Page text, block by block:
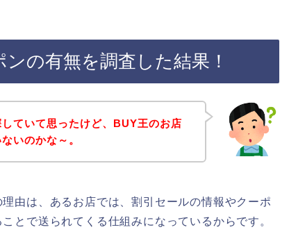
の有無を調査した結果！
ていて思ったけど、BUY王のお店
いのかな～。
由は、あるお店では、割引セールの情報やクーポ
とで送られてくる仕組みになっているからです。